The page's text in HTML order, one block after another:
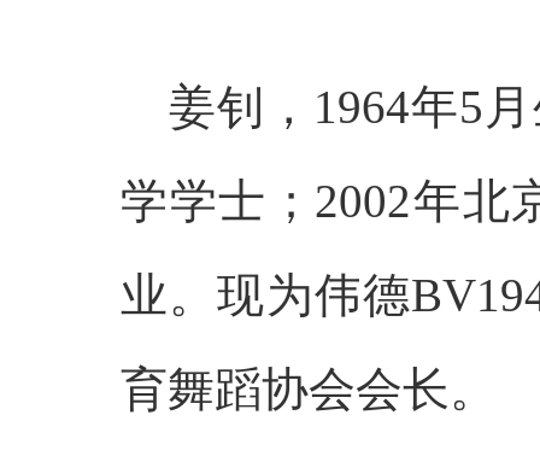
姜钊，1964年5
学学士；2002年
业。现为伟德
育舞蹈协会会长。